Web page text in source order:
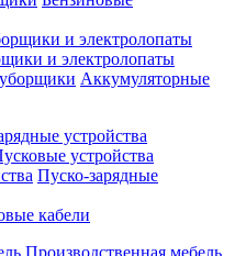
и электролопаты
Аккумуляторные
устройства
устройства
Пуско-зарядные
кабели
Производственная мебель